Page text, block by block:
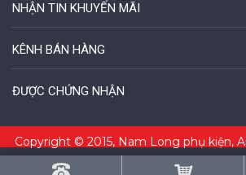
NHẬN TIN KHUYẾN MÃI
KÊNH BÁN HÀNG
ĐƯỢC CHỨNG NHẬN
Copyright © 2015, Nam Long phụ kiện,